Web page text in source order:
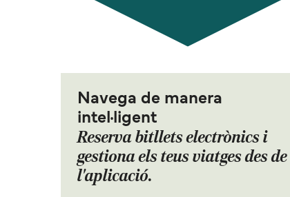
Navega de manera
intel·ligent
Reserva bitllets electrònics i
gestiona els teus viatges des de
l'aplicació.